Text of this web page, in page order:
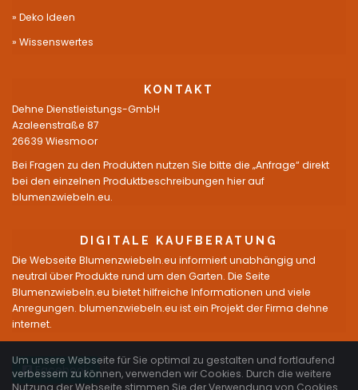
Deko Ideen
Wissenswertes
KONTAKT
Dehne Dienstleistungs-GmbH
Azaleenstraße 87
26639 Wiesmoor
Bei Fragen zu den Produkten nutzen Sie bitte die „Anfrage“ direkt
bei den einzelnen Produktbeschreibungen hier auf
blumenzwiebeln.eu.
DIGITALE KAUFBERATUNG
Die Webseite Blumenzwiebeln.eu informiert unabhängig und
neutral über Produkte rund um den Garten. Die Seite
Blumenzwiebeln.eu bietet hilfreiche Informationen und viele
Anregungen. blumenzwiebeln.eu ist ein Projekt der Firma dehne
internet.
Facebook
Um unsere Webseite für Sie optimal zu gestalten und fortlaufend
verbessern zu können, verwenden wir Cookies. Durch die weitere
Nutzung der Webseite stimmen Sie der Verwendung von Cookies